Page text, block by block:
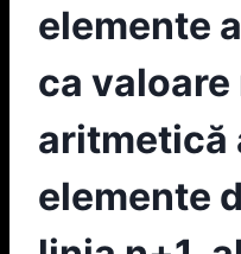
elemente
ca valoare
aritmetică
elemente